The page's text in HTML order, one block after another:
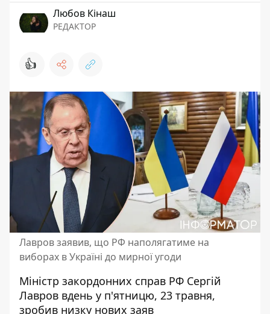
Любов Кінаш
РЕДАКТОР
👍
Лавров заявив, що РФ наполягатиме на
виборах в Україні до мирної угоди
Міністр закордонних справ РФ Сергій
Лавров вдень у п'ятницю, 23 травня,
зробив низку нових заяв